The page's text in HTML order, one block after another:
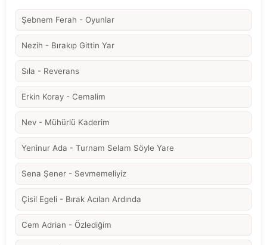
Şebnem Ferah - Oyunlar
Nezih - Bırakıp Gittin Yar
Sıla - Reverans
Erkin Koray - Cemalim
Nev - Mühürlü Kaderim
Yeninur Ada - Turnam Selam Söyle Yare
Sena Şener - Sevmemeliyiz
Çisil Egeli - Bırak Acıları Ardında
Cem Adrian - Özlediğim